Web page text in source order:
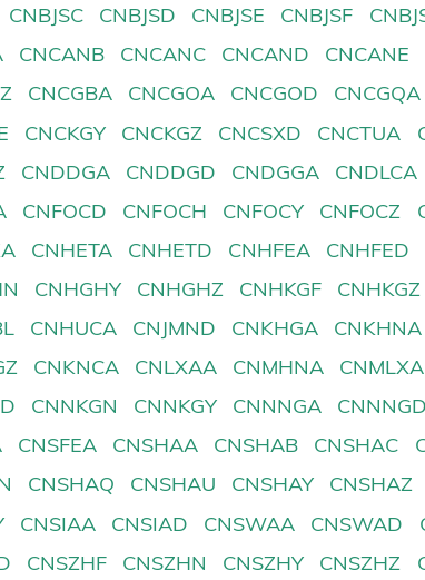
CNBJSC CNBJSD CNBJSE CNBJSF
CNCANB CNCANC CNCAND CNCANE
CNCGBA CNCGOA CNCGOD CNCGQA
CNCKGY CNCKGZ CNCSXD CNCTUA
CNDDGA CNDDGD CNDGGA CNDLCA
CNFOCD CNFOCH CNFOCY CNFOCZ
CNHETA CNHETD CNHFEA CNHFED
CNHGHY CNHGHZ CNHKGF CNHKGZ
CNHUCA CNJMND CNKHGA CNKHNA
CNKNCA CNLXAA CNMHNA CNMLXA
CNNKGN CNNKGY CNNNGA CNNNGD
CNSFEA CNSHAA CNSHAB CNSHAC
CNSHAQ CNSHAU CNSHAY CNSHAZ
CNSIAA CNSIAD CNSWAA CNSWAD
CNSZHF CNSZHN CNSZHY CNSZHZ